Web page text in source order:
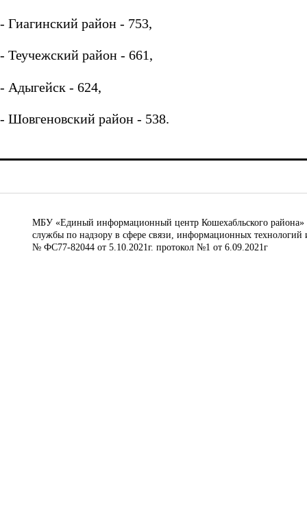
- Гиагинский район - 753,
- Теучежский район - 661,
- Адыгейск - 624,
- Шовгеновский район - 538.
МБУ «Единый информационный центр Кошехабльского района»
службы по надзору в сфере связи, информационных
№ ФС77-82044 от 5.10.2021г. протокол №1 от 6.09.2021г